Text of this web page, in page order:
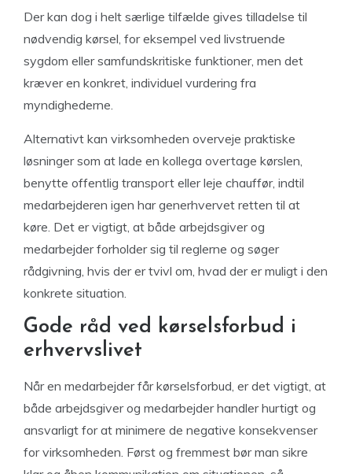
Der kan dog i helt særlige tilfælde gives tilladelse til
nødvendig kørsel, for eksempel ved livstruende
sygdom eller samfundskritiske funktioner, men det
kræver en konkret, individuel vurdering fra
myndighederne.
Alternativt kan virksomheden overveje praktiske
løsninger som at lade en kollega overtage kørslen,
benytte offentlig transport eller leje chauffør, indtil
medarbejderen igen har generhvervet retten til at
køre. Det er vigtigt, at både arbejdsgiver og
medarbejder forholder sig til reglerne og søger
rådgivning, hvis der er tvivl om, hvad der er muligt i den
konkrete situation.
Gode råd ved kørselsforbud i
erhvervslivet
Når en medarbejder får kørselsforbud, er det vigtigt, at
både arbejdsgiver og medarbejder handler hurtigt og
ansvarligt for at minimere de negative konsekvenser
for virksomheden. Først og fremmest bør man sikre